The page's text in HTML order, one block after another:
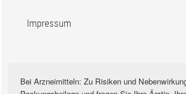
Impressum
Bei Arzneimitteln: Zu Risiken und